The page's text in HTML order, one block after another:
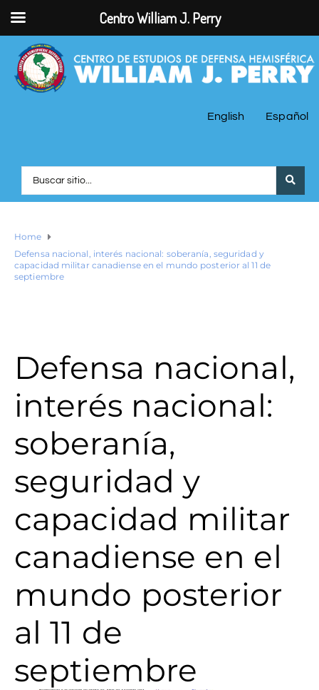
English Español
Home
Defensa nacional, interés nacional: soberanía, seguridad y
capacidad militar canadiense en el mundo posterior al 11 de
septiembre
Defensa nacional,
interés nacional:
soberanía,
seguridad y
capacidad militar
canadiense en el
mundo posterior
al 11 de
septiembre
Centro William J. Perry